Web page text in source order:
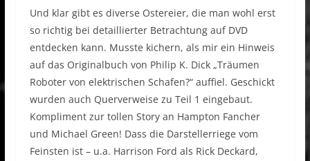
Und klar gibt es diverse Ostereier, die man wohl erst
so richtig bei detaillierter Betrachtung auf DVD
entdecken kann. Musste kichern, als mir ein Hinweis
auf das Originalbuch von Philip K. Dick „Träumen
Roboter von elektrischen Schafen?“ auffiel. Geschickt
wurden auch Querverweise zu Teil 1 eingebaut.
Kompliment zur tollen Story an Hampton Fancher
und Michael Green! Dass die Darstellerriege vom
Feinsten ist – u.a. Harrison Ford als Rick Deckard,